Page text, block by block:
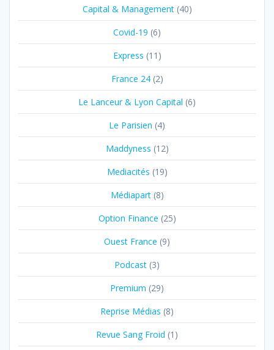
Capital & Management(40)
Covid-19 (6)
Express (11)
France 24(2)
Le Lanceur & Lyon Capital (6)
Le Parisien (4)
Maddyness (12)
Mediacités (19)
Médiapart(8)
Option Finance (25)
Ouest France (9)
Podcast (3)
Premium (29)
Reprise Médias (8)
Revue Sang Froid (1)